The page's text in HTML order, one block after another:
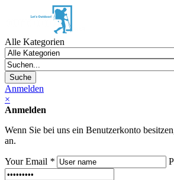
Alle Kategorien
Suche
Anmelden
×
Anmelden
Wenn Sie bei uns ein Benutzerkonto
an.
Your Email *